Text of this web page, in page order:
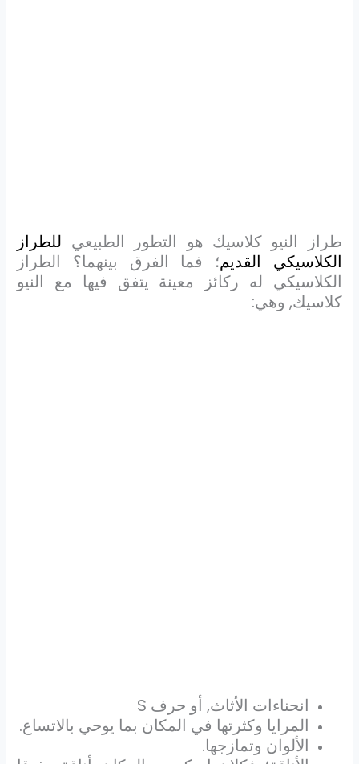
طراز النيو كلاسيك هو التطور الطبيعي للطراز
الكلاسيكي القديم؛ فما الفرق بينهما؟ الطراز
الكلاسيكي له ركائز معينة يتفق فيها مع النيو
كلاسيك, وهي:
انحناءات الأثاث, أو حرف S
المرايا وكثرتها في المكان بما يوحي بالاتساع.
الألوان وتمازجها.